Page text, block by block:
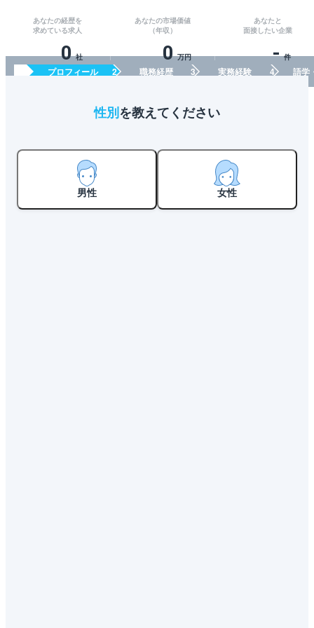
あなたの経歴を
求めている求人
0 社
あなたの市場価値
（年収）
0 万円
あなたと
面接したい企業
- 件
プロフィール 職務経歴 実務経験 語学
性別を教えてください
男性 女性